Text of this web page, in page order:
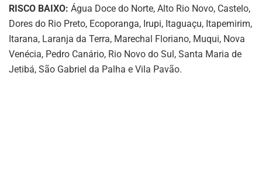
RISCO BAIXO: Água Doce do Norte, Alto Rio Novo, Castelo,
Dores do Rio Preto, Ecoporanga, Irupi, Itaguaçu, Itapemirim,
Itarana, Laranja da Terra, Marechal Floriano, Muqui, Nova
Venécia, Pedro Canário, Rio Novo do Sul, Santa Maria de
Jetibá, São Gabriel da Palha e Vila Pavão.